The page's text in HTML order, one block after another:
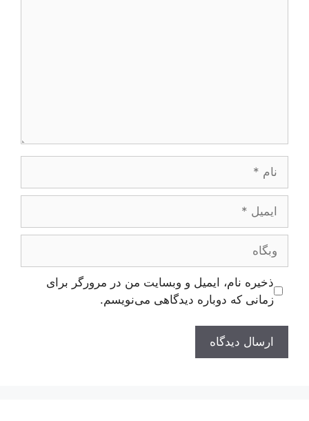
وبگاه
ذخیره نام، ایمیل و وبسایت من در مرورگر برای
زمانی که دوباره دیدگاهی می‌نویسم.